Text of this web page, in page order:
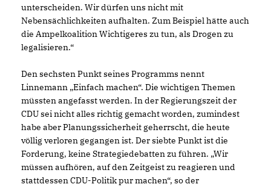
unterscheiden. Wir dürfen uns nicht mit
Nebensächlichkeiten aufhalten. Zum Beispiel hätte auch
die Ampelkoalition Wichtigeres zu tun, als Drogen zu
legalisieren.“
Den sechsten Punkt seines Programms nennt
Linnemann „Einfach machen“. Die wichtigen Themen
müssten angefasst werden. In der Regierungszeit der
CDU sei nicht alles richtig gemacht worden, zumindest
habe aber Planungssicherheit geherrscht, die heute
völlig verloren gegangen ist. Der siebte Punkt ist die
Forderung, keine Strategiedebatten zu führen. „Wir
müssen aufhören, auf den Zeitgeist zu reagieren und
stattdessen CDU-Politik pur machen“, so der